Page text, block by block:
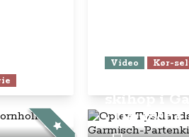
Video Kør-
skihop i
- Deutsche